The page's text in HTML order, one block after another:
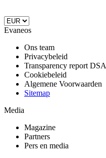
Evaneos
Ons team
Privacybeleid
Transparency report DSA
Cookiebeleid
Algemene Voorwaarden
Sitemap
Media
Magazine
Partners
Pers en media